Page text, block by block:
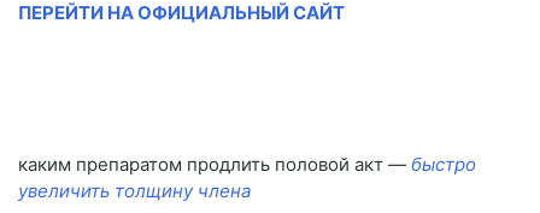
ПЕРЕЙТИ НА ОФИЦИАЛЬНЫЙ САЙТ
каким препаратом продлить половой акт — быстро
увеличить толщину члена